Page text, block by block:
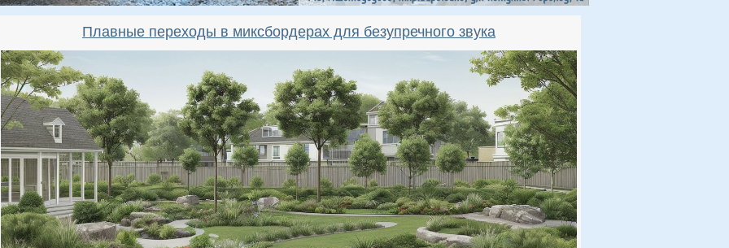
Плавные переходы в миксбордерах для безупречного звука